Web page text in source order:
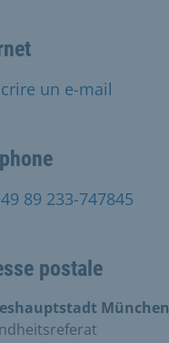
un e-mail
89 233-747845
postale
München